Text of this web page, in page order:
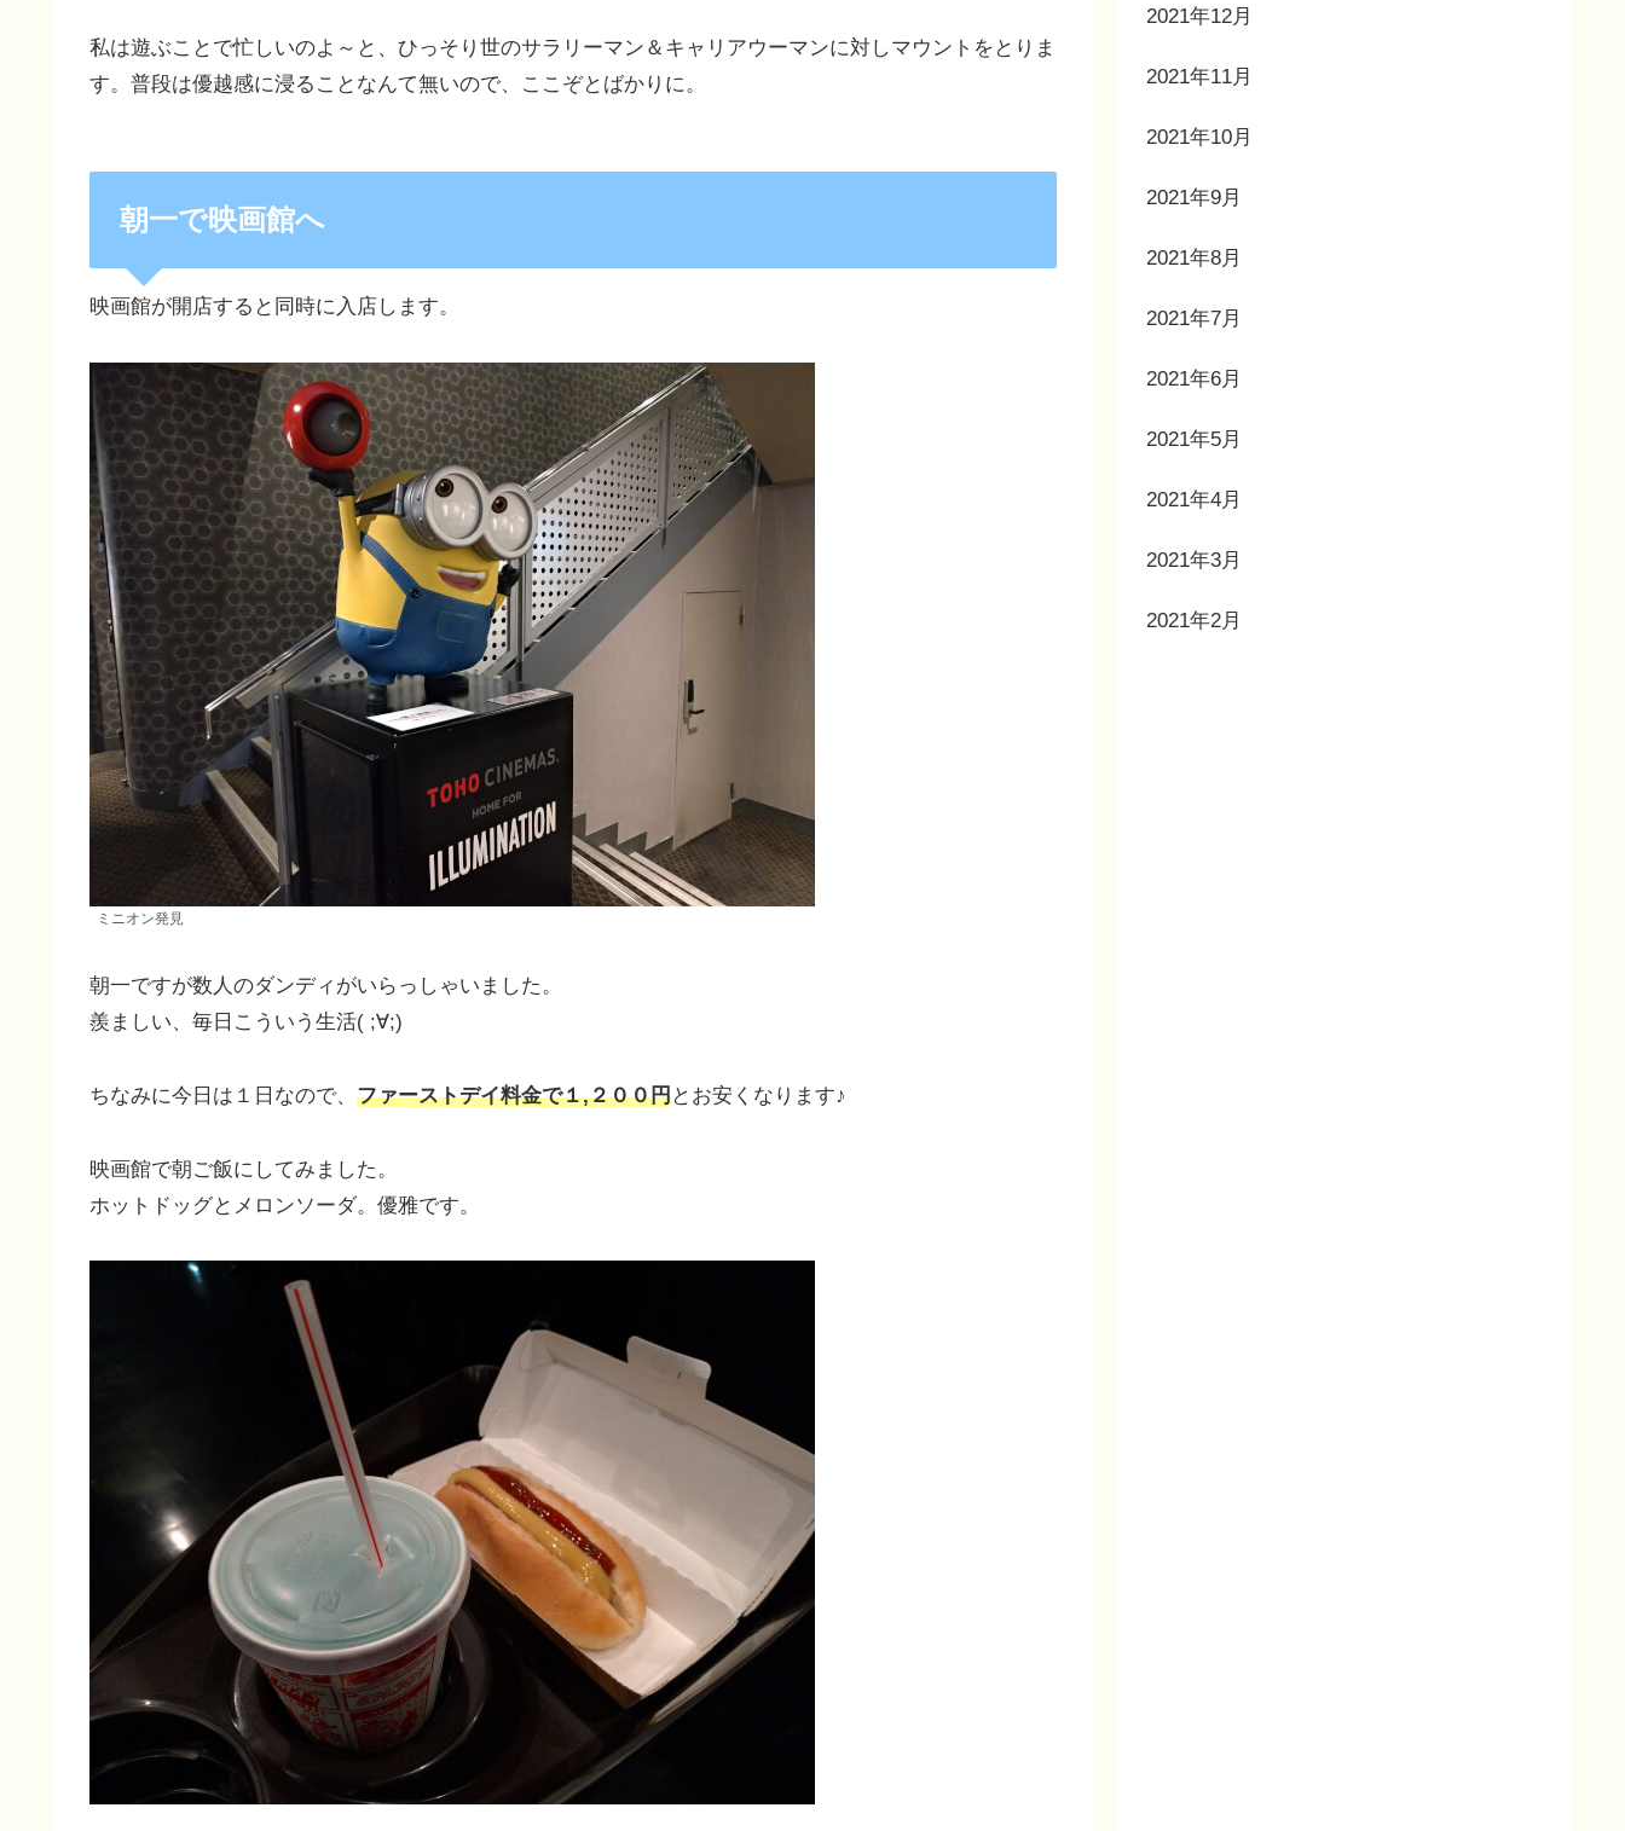
私は遊ぶことで忙しいのよ～と、ひっそり世のサラリーマン＆キャリアウーマンに対しマウントをとりま
す。普段は優越感に浸ることなんて無いので、ここぞとばかりに。
朝一で映画館へ
映画館が開店すると同時に入店します。
ミニオン発見
朝一ですが数人のダンディがいらっしゃいました。
羨ましい、毎日こういう生活( ;∀;)
ちなみに今日は１日なので、 ファーストデイ料金で１,２００円とお安くなります♪
映画館で朝ご飯にしてみました。
ホットドッグとメロンソーダ。優雅です。
2021年12月
2021年11月
2021年10月
2021年9月
2021年8月
2021年7月
2021年6月
2021年5月
2021年4月
2021年3月
2021年2月